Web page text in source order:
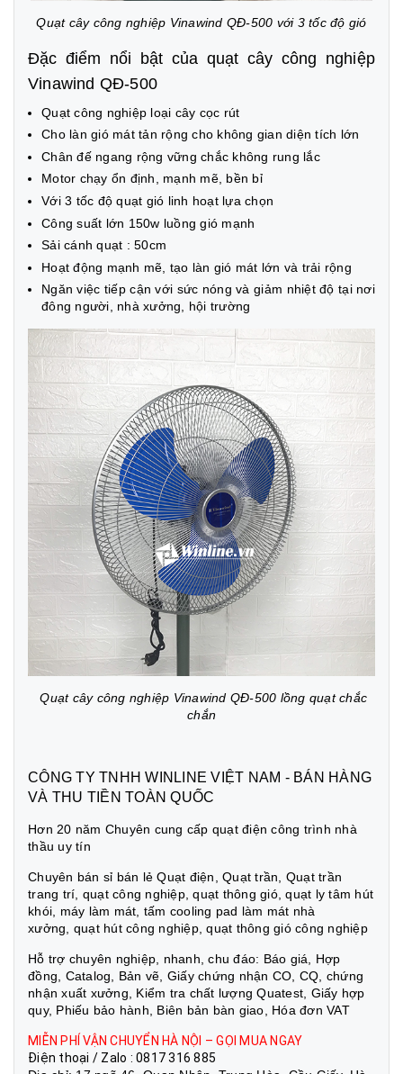
Quạt cây công nghiệp Vinawind QĐ-500 với 3 tốc độ gió
Đặc điểm nổi bật của quạt cây công nghiệp
Vinawind QĐ-500
Quạt công nghiệp loại cây cọc rút
Cho làn gió mát tản rộng cho không gian diện tích lớn
Chân đế ngang rộng vững chắc không rung lắc
Motor chạy ổn định, mạnh mẽ, bền bỉ
Với 3 tốc độ quạt gió linh hoạt lựa chọn
Công suất lớn 150w luồng gió mạnh
Sải cánh quạt : 50cm
Hoạt động mạnh mẽ, tạo làn gió mát lớn và trải rộng
Ngăn việc tiếp cận với sức nóng và giảm nhiệt độ tại nơi
đông người, nhà xưởng, hội trường
Quạt cây công nghiệp Vinawind QĐ-500 lồng quạt chắc
chắn
CÔNG TY TNHH WINLINE VIỆT NAM - BÁN HÀNG
VÀ THU TIỀN TOÀN QUỐC
Hơn 20 năm Chuyên cung cấp quạt điện công trình nhà
thầu uy tín
Chuyên bán sỉ bán lẻ Quạt điện, Quạt trần, Quạt trần
trang trí, quạt công nghiệp, quạt thông gió, quạt ly tâm hút
khói, máy làm mát, tấm cooling pad làm mát nhà
xưởng, quạt hút công nghiệp, quạt thông gió công nghiệp
Hỗ trợ chuyên nghiệp, nhanh, chu đáo: Báo giá, Hợp
đồng, Catalog, Bản vẽ, Giấy chứng nhận CO, CQ, chứng
nhận xuất xưởng, Kiểm tra chất lượng Quatest, Giấy hợp
quy, Phiếu bảo hành, Biên bản bàn giao, Hóa đơn VAT
MIỄN PHÍ VẬN CHUYỂN HÀ NỘI – GỌI MUA NGAY
Điện thoại / Zalo : 0817 316 885